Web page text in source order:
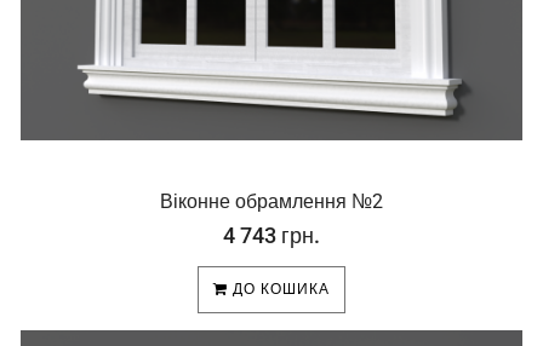
Віконне обрамлення №2
4 743 грн.
ДО КОШИКА